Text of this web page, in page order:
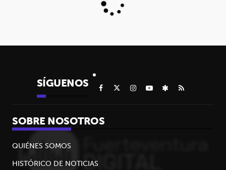
SÍGUENOS
SOBRE NOSOTROS
QUIÉNES SOMOS
HISTÓRICO DE NOTICIAS